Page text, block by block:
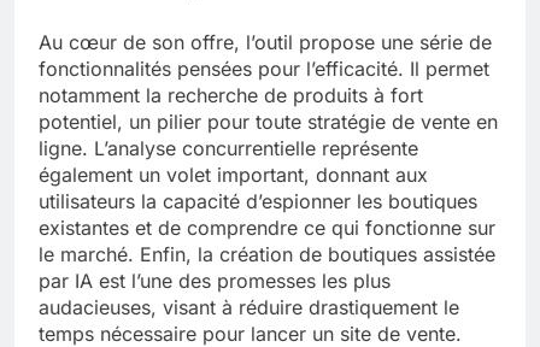
Au cœur de son offre, l’outil propose une série de
fonctionnalités pensées pour l’efficacité. Il permet
notamment la recherche de produits à fort
potentiel, un pilier pour toute stratégie de vente en
ligne. L’analyse concurrentielle représente
également un volet important, donnant aux
utilisateurs la capacité d’espionner les boutiques
existantes et de comprendre ce qui fonctionne sur
le marché. Enfin, la création de boutiques assistée
par IA est l’une des promesses les plus
audacieuses, visant à réduire drastiquement le
temps nécessaire pour lancer un site de vente.